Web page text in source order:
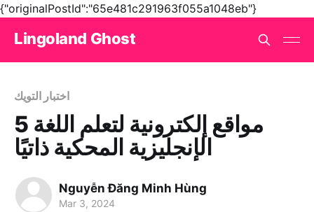
{"originalPostId":"65e481c291963f055a1048eb"}
Lingoland Ghost
اختبار التويك
5 مواقع إلكترونية لتعلم اللغة
الإنجليزية المحكية ذاتيًا
Nguyễn Đăng Minh Hùng
Mar 3, 2024